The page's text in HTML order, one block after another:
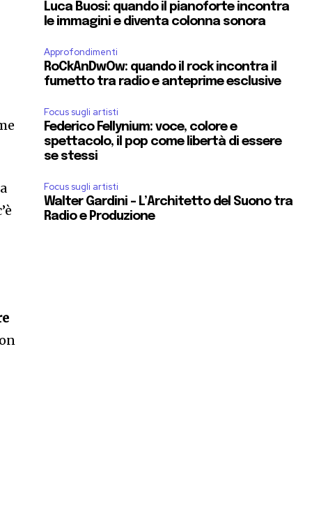
Luca Buosi: quando il pianoforte incontra
le immagini e diventa colonna sonora
Approfondimenti
RoCkAnDwOw: quando il rock incontra il
fumetto tra radio e anteprime esclusive
Focus sugli artisti
Federico Fellynium: voce, colore e
spettacolo, il pop come libertà di essere
se stessi
Focus sugli artisti
Walter Gardini – L’Architetto del Suono tra
Radio e Produzione